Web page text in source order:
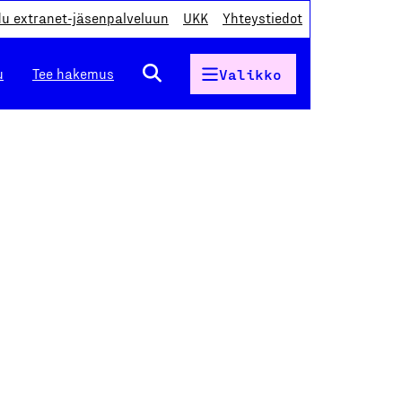
extranet-jäsenpalveluun UKK Yhteystiedot
Tee hakemus Valikko